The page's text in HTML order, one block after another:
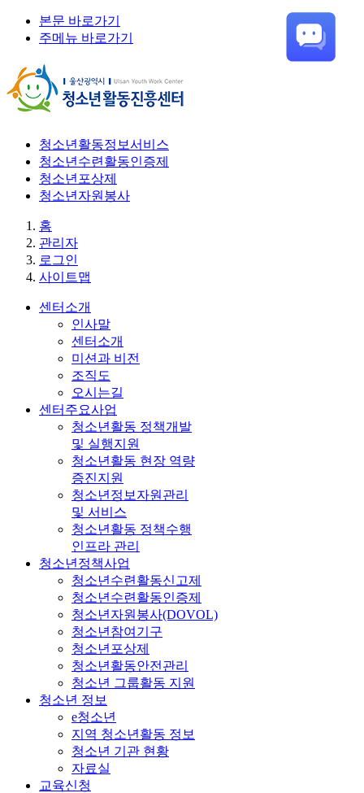
본문 바로가기
주메뉴 바로가기
청소년활동정보서비스
청소년수련활동인증제
청소년포상제
청소년자원봉사
홈
관리자
로그인
사이트맵
센터소개
인사말
센터소개
미션과 비전
조직도
오시는길
센터주요사업
청소년활동 정책개발
및 실행지원
청소년활동 현장 역량
증진지원
청소년정보자원관리
및 서비스
청소년활동 정책수행
인프라 관리
청소년정책사업
청소년수련활동신고제
청소년수련활동인증제
청소년자원봉사(DOVOL)
청소년참여기구
청소년포상제
청소년활동안전관리
청소년 그룹활동 지원
청소년 정보
e청소년
지역 청소년활동 정보
청소년 기관 현황
자료실
교육신청